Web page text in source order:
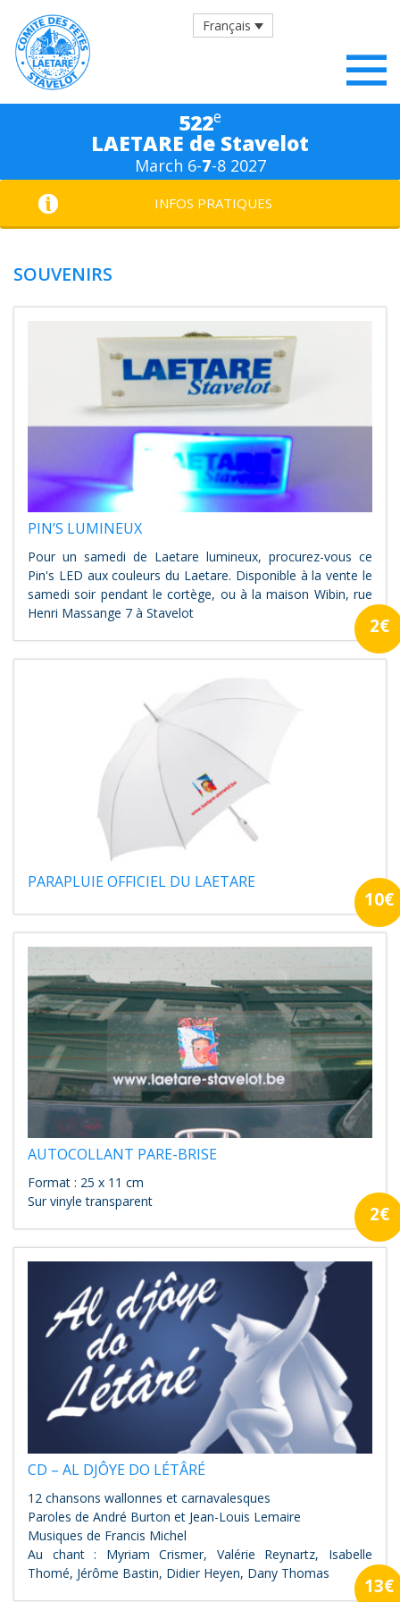
Français
522e
LAETARE de Stavelot
March 6-7-8 2027
INFOS PRATIQUES
SOUVENIRS
PIN’S LUMINEUX
Pour un samedi de Laetare lumineux, procurez-vous ce
Pin's LED aux couleurs du Laetare. Disponible à la vente le
samedi soir pendant le cortège, ou à la maison Wibin, rue
Henri Massange 7 à Stavelot
2€
PARAPLUIE OFFICIEL DU LAETARE
10€
AUTOCOLLANT PARE-BRISE
Format : 25 x 11 cm
Sur vinyle transparent
2€
CD – AL DJÔYE DO LÉTÂRÉ
12 chansons wallonnes et carnavalesques
Paroles de André Burton et Jean-Louis Lemaire
Musiques de Francis Michel
Au chant : Myriam Crismer, Valérie Reynartz, Isabelle
Thomé, Jérôme Bastin, Didier Heyen, Dany Thomas
13€